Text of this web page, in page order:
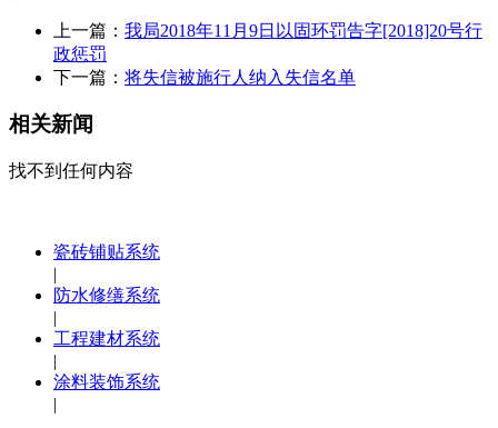
上一篇： 我局2018年11月9日以固环罚告字[2018]20号行
政惩罚
下一篇： 将失信被施行人纳入失信名单
相关新闻
找不到任何内容
瓷砖铺贴系统
|
防水修缮系统
|
工程建材系统
|
涂料装饰系统
|